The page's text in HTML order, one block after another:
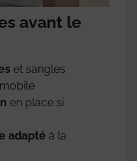
avant le
et sangles
en place si
adapté à la